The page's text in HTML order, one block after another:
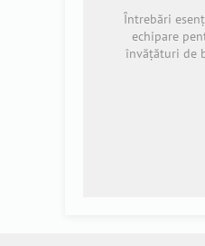
Întrebări
echipare
învățături de